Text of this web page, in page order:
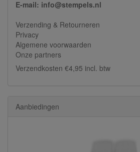
E-mail: info@stempels.nl
Verzending & Retourneren
Privacy
Algemene voorwaarden
Onze partners
Verzendkosten €4,95 incl. btw
Aanbiedingen